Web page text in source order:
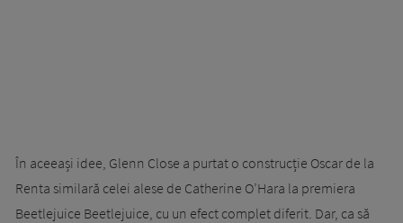
În aceeași idee, Glenn Close a purtat o construcție Oscar de la
Renta similară celei alese de Catherine O’Hara la premiera
Beetlejuice Beetlejuice, cu un efect complet diferit. Dar, ca să